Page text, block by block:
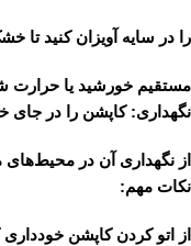
را در سایه آویزان کنید تا
مستقیم خورشید یا حرارت
نگهداری: کاپشن را در جای
از نگهداری آن در
نکات مهم:
از اتو کردن کاپشن خودداری